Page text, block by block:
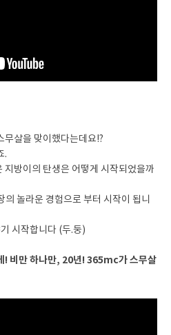
살을 맞이했다는데요!?
.
방이의 탄생은 어떻게 시작되었을까
놀라운 경험으로 부터 시작이 됩니
시작합니다 (두.둥)
! 비만 하나만, 20년! 365mc가 스무살